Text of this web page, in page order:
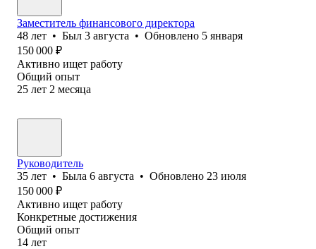
Заместитель финансового директора
48 лет • Был 3 августа • Обновлено 5 января
150 000 ₽
Активно ищет работу
Общий опыт
25 лет 2 месяца
Руководитель
35 лет • Была 6 августа • Обновлено 23 июля
150 000 ₽
Активно ищет работу
Конкретные достижения
Общий опыт
14 лет